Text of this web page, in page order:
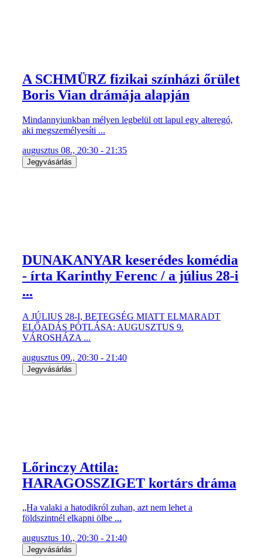
A SCHMÜRZ fizikai színházi őrület
Boris Vian drámája alapján
Mindannyiunkban mélyen legbelül ott lapul egy alteregó,
aki megszemélyesíti ...
augusztus 08., 20:30 - 21:35
Jegyvásárlás
DUNAKANYAR keserédes komédia
- írta Karinthy Ferenc / a július 28-i
...
A JÚLIUS 28-I, BETEGSÉG MIATT ELMARADT
ELŐADÁS PÓTLÁSA: AUGUSZTUS 9.
VÁROSHÁZA ...
augusztus 09., 20:30 - 21:40
Jegyvásárlás
Lőrinczy Attila:
HARAGOSSZIGET kortárs dráma
„Ha valaki a hatodikról zuhan, azt nem lehet a
földszintnél elkapni ölbe ...
augusztus 10., 20:30 - 21:40
Jegyvásárlás